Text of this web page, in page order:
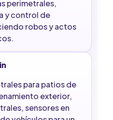
perimetrales,
y control de
robos y actos
para patios de
exterior,
sensores en